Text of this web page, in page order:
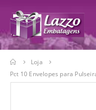
Loja
Pct 10 Envelopes para